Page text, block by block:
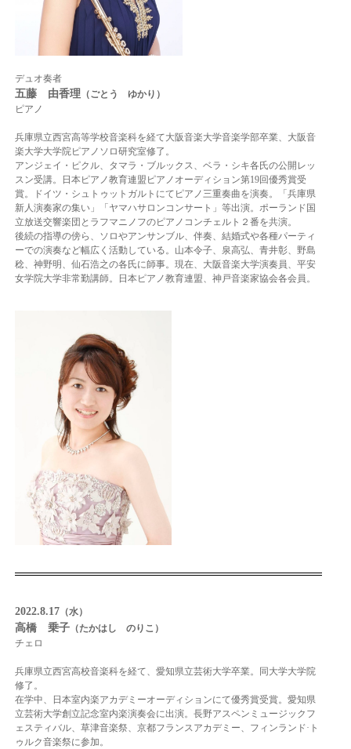
デュオ奏者
五藤 由香理（ごとう ゆかり）
ピアノ
兵庫県立西宮高等学校音楽科を経て大阪音楽大学音楽学部卒業、大阪音
楽大学大学院ピアノソロ研究室修了。
アンジェイ・ピクル、タマラ・ブルックス、ベラ・シキ各氏の公開レッ
スン受講。
日本ピアノ教育連盟ピアノオーディション第19回優秀賞受
賞。ドイツ・シュトゥットガルトにてピアノ三重奏曲を演奏。「兵庫県
新人演奏家の集い」「ヤマハサロンコンサート」等出演。ポーランド国
立放送交響楽団とラフマニノフのピアノコンチェルト２番を共演。
後続の指導の傍ら、ソロやアンサンブル、伴奏、結婚式や各種パーティ
ーでの演奏など幅広く活動している。 山本令子、泉高弘、青井彰、野島
稔、神野明、仙石浩之の各氏に師事。 現在、大阪音楽大学演奏員、平安
女学院大学非常勤講師。日本ピアノ教育連盟、神戸音楽家協会各会員。
2022.8.17（水）
高橋 乗子（たかはし のりこ）
チェロ
兵庫県立西宮高校音楽科を経て、愛知県立芸術大学卒業。同大学大学院
修了。
在学中、日 本室内楽アカデミーオーディションにて優秀賞受賞。愛知県
立芸術大学創立記念室内楽演奏会に出演。長野アスペンミュージックフ
ェスティバル、草津音楽祭、京都フランスアカデミー、フィンランド·ト
ゥルク音楽祭に参加。